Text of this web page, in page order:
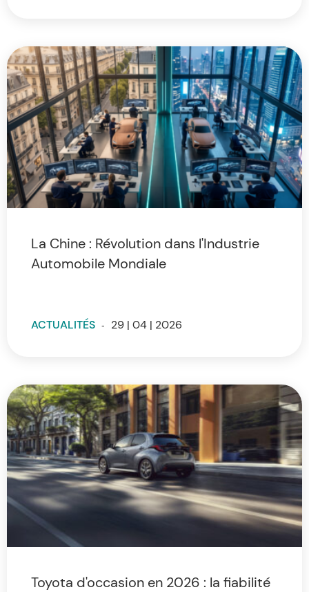
La Chine : Révolution dans l'Industrie
Automobile Mondiale
ACTUALITÉS - 29 | 04 | 2026
Toyota d'occasion en 2026 : la fiabilité